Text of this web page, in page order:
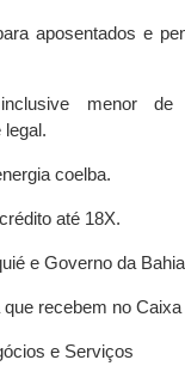
aposentados e
menor de
legal.
coelba.
até 18X.
e Governo da
recebem no Caixa
e Serviços